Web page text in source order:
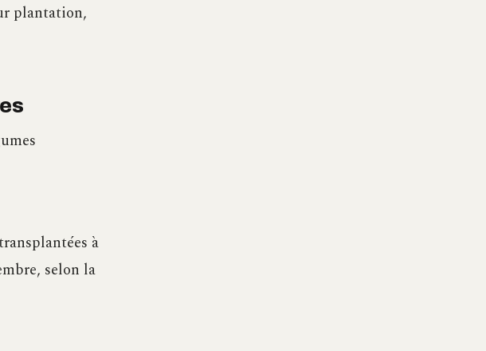
plantation,
à
selon la